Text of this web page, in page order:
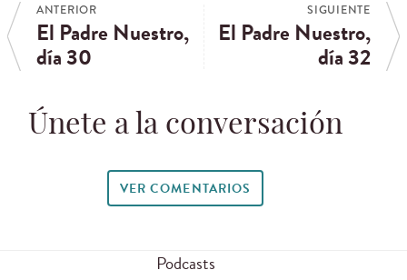
ANTERIOR
El Padre Nuestro,
día 30
SIGUIENTE
El Padre Nuestro,
día 32
Únete a la conversación
VER COMENTARIOS
Podcasts